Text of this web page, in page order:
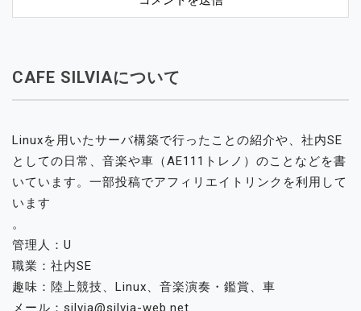
CAFE SILVIAについて
Linuxを用いたサーバ構築で行ったことの紹介や、社内SE
としての日常、音楽や車（AE111トレノ）のことなどを書
いています。一部投稿でアフィリエイトリンクを利用して
います
。
管理人：U
職業：社内SE
趣味：陸上競技、Linux、音楽演奏・鑑賞、車
メール：silvia@silvia-web.net